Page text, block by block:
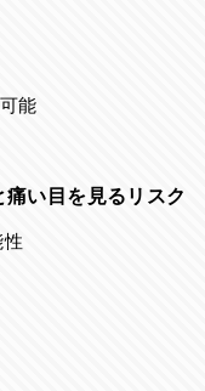
能
い目を見るリスク